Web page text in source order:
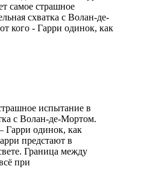
самое страшное
схватка с Волан-де-
кого - Гарри одинок, как
испытание в
с Волан-де-Мортом.
одинок, как
предстают в
Граница между
при